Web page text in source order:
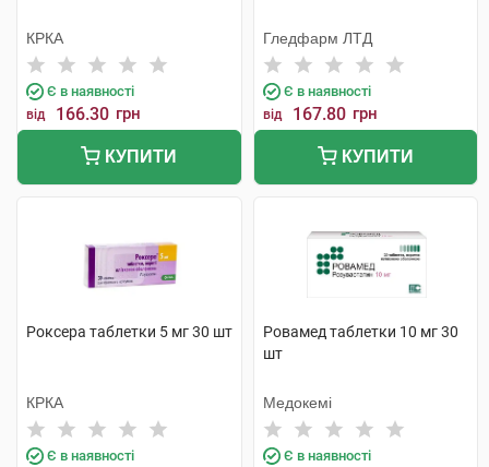
КРКА
Є в наявності
від 166.30 грн
КУПИТИ
Гледфарм ЛТД
Є в наявності
від 167.80 грн
КУПИТИ
Роксера таблетки 5 мг 30 шт
КРКА
Є в наявності
Ровамед таблетки 10 мг 30
шт
Медокемі
Є в наявності